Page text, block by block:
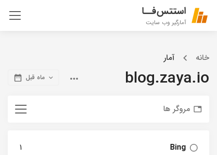
استتس‌فــا
آمارگیر وب سایت
خانه آمار
blog.zaya.io ماه قبل
مروگر ها
Bing
1